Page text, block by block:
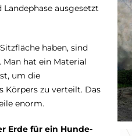
ausgesetzt
haben, sind
Man hat ein Material
um die
Körpers zu verteilt. Das
enorm.
Erde für ein Hunde-